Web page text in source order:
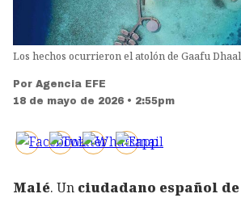
Los hechos ocurrieron el atolón de Gaafu
Por Agencia EFE
18 de mayo de 2026 • 2:55pm
Malé. Un ciudadano español